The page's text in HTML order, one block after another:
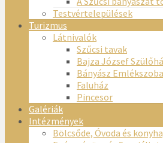
Testvértelepülések
Turizmus
Látnivalók
Szűcsi tavak
Bajza József
Bányász Emlékszoba
Faluház
Pincesor
Galériák
Intézmények
Bölcsőde, Óvoda és